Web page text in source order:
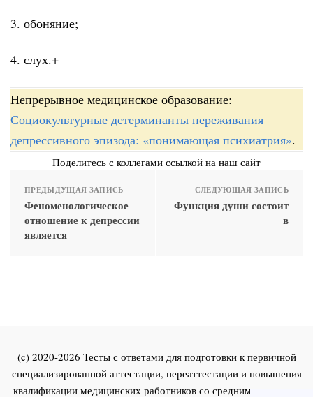
3. обоняние;
4. слух.+
Непрерывное медицинское образование:
Социокультурные детерминанты переживания
депрессивного эпизода: «понимающая психиатрия».
Поделитесь с коллегами ссылкой на наш сайт
ПРЕДЫДУЩАЯ ЗАПИСЬ
Феноменологическое
отношение к депрессии
является
СЛЕДУЮЩАЯ ЗАПИСЬ
Функция души состоит
в
(c) 2020-2026 Тесты с ответами для подготовки к первичной
специализированной аттестации, переаттестации и повышения
квалификации медицинских работников со средним и высшим